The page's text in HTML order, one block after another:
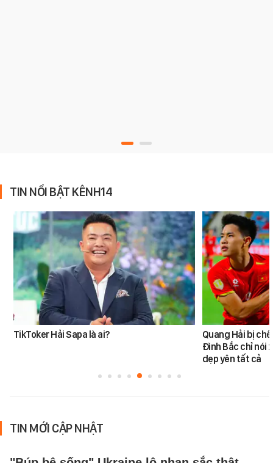
TIN NỔI BẬT KÊNH14
TikToker Hải Sapa là ai?
Quang Hải bị
Đình Bắc chỉ nói
dẹp yên tất cả
TIN MỚI CẬP NHẬT